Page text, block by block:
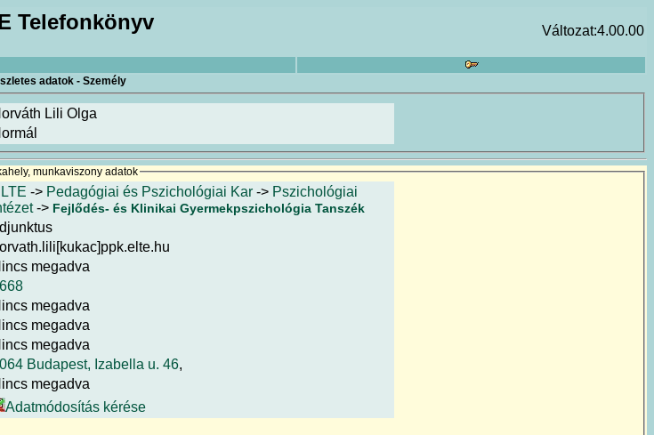
Telefonkönyv Változat:4.00.00
adatok - Személy
Lili Olga
munkaviszony adatok
-> Pedagógiai és Pszichológiai Kar -> Pszichológiai
-> Fejlődés- és Klinikai Gyermekpszichológia Tanszék
megadva
megadva
megadva
megadva
Budapest, Izabella u. 46,
megadva
Adatmódosítás kérése